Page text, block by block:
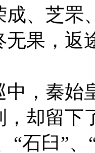
、芝罘
果，返
中，秦始
却留下
“石臼”